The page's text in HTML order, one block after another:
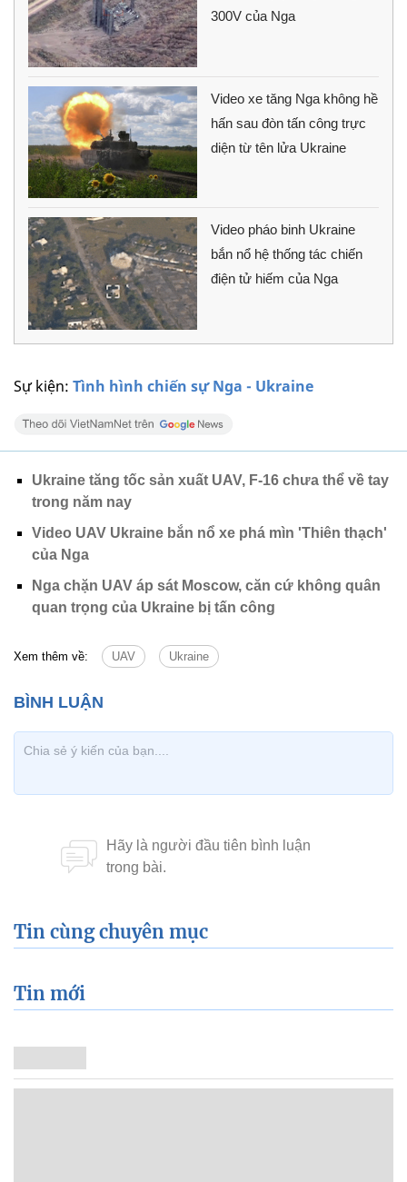
Sự kiện: Tình hình chiến sự Nga - Ukraine
300V của Nga
Video xe tăng Nga không hề
hấn sau đòn tấn công trực
diện từ tên lửa Ukraine
Video pháo binh Ukraine
bắn nổ hệ thống tác chiến
điện tử hiếm của Nga
Ukraine tăng tốc sản xuất UAV, F-16 chưa thể về tay
trong năm nay
Video UAV Ukraine bắn nổ xe phá mìn 'Thiên thạch'
của Nga
Nga chặn UAV áp sát Moscow, căn cứ không quân
quan trọng của Ukraine bị tấn công
Xem thêm về: UAV Ukraine
Tin cùng chuyên mục
Tin mới